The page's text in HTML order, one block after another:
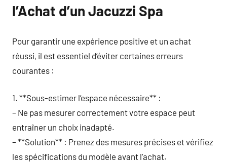
l’Achat d’un Jacuzzi Spa
Pour garantir une expérience positive et un achat
réussi, il est essentiel d’éviter certaines erreurs
courantes :
1. **Sous-estimer l’espace nécessaire** :
– Ne pas mesurer correctement votre espace peut
entraîner un choix inadapté.
– **Solution** : Prenez des mesures précises et vérifiez
les spécifications du modèle avant l’achat.